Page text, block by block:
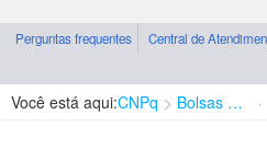
Perguntas frequentes Central de
Você está aqui:CNPq Bolsas e Auxílios Vigentes